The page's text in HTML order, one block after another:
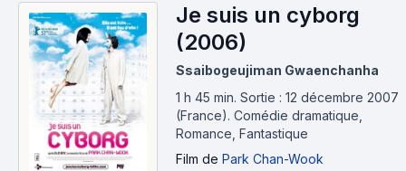
Je suis un cyborg
(2006)
Ssaibogeujiman Gwaenchanha
1 h 45 min. Sortie : 12 décembre 2007
(France). Comédie dramatique,
Romance, Fantastique
Film de Park Chan-Wook